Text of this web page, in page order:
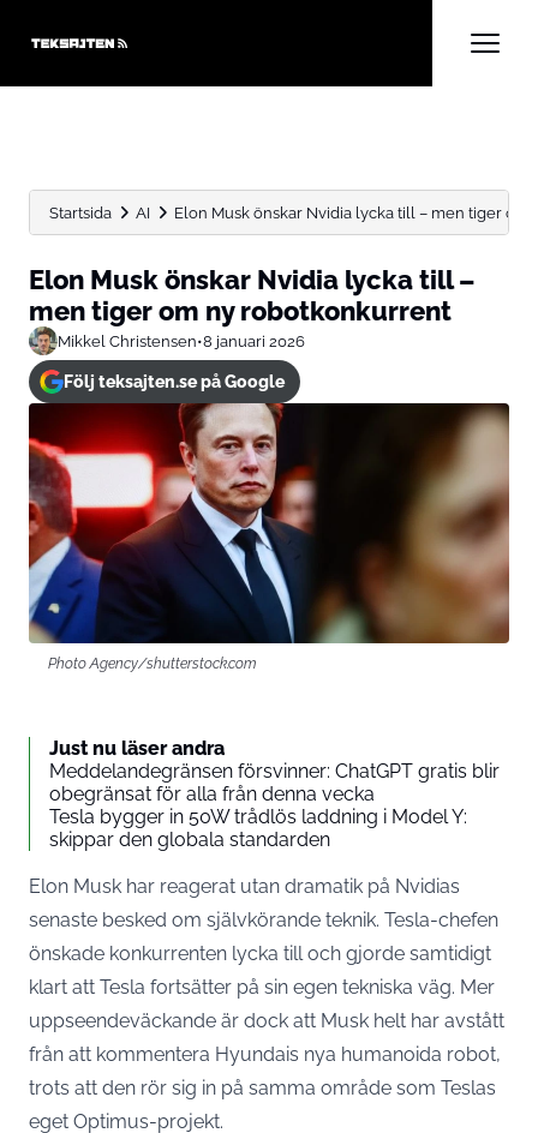
Startsida AI Elon Musk önskar Nvidia lycka till – men tiger om...
Elon Musk önskar Nvidia lycka till –
men tiger om ny robotkonkurrent
Mikkel Christensen•8 januari 2026
Följ teksajten.se på Google
Photo Agency/shutterstock.com
Just nu läser andra
Meddelandegränsen försvinner: ChatGPT gratis blir
obegränsat för alla från denna vecka
Tesla bygger in 50W trådlös laddning i Model Y:
skippar den globala standarden
Elon Musk har reagerat utan dramatik på Nvidias
senaste besked om självkörande teknik. Tesla-chefen
önskade konkurrenten lycka till och gjorde samtidigt
klart att Tesla fortsätter på sin egen tekniska väg. Mer
uppseendeväckande är dock att Musk helt har avstått
från att kommentera Hyundais nya humanoida robot,
trots att den rör sig in på samma område som Teslas
eget Optimus-projekt.